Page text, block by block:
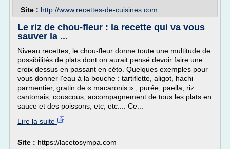
Site : http://www.recettes-de-cuisines.com
Le riz de chou-fleur : la recette qui va vous
sauver la ...
Niveau recettes, le chou-fleur donne toute une multitude de
possibilités de plats dont on aurait pensé devoir faire une
croix dessus en passant en céto. Quelques exemples pour
vous donner l'eau à la bouche : tartiflette, aligot, hachi
parmentier, gratin de « macaronis » , purée, paella, riz
cantonais, couscous, accompagnement de tous les plats en
sauce et des poissons, etc, etc.... Ce...
Lire la suite
Site : https://lacetosympa.com